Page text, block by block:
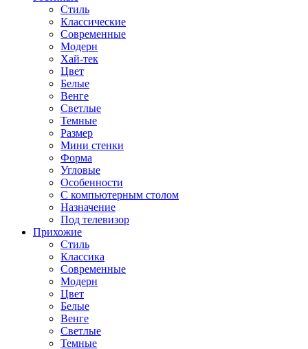
Стиль
Классические
Современные
Модерн
Хай-тек
Цвет
Белые
Венге
Светлые
Темные
Размер
Мини стенки
Форма
Угловые
Особенности
С компьютерным столом
Назначение
Под телевизор
Прихожие
Стиль
Классика
Современные
Модерн
Цвет
Белые
Венге
Светлые
Темные